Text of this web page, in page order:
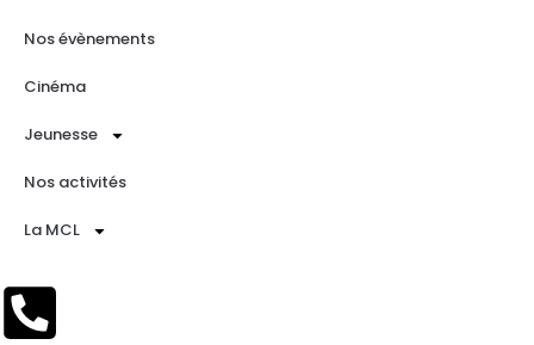
Nos évènements
Cinéma
Jeunesse
Nos activités
La MCL